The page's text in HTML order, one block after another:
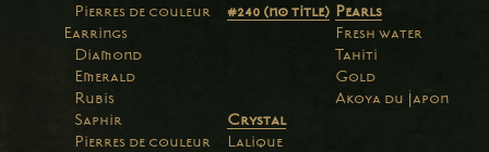
Pierres de couleur
Earrings
Diamond
Emerald
Rubis
Saphir
Pierres de couleur
#240 (no title) Pearls
Fresh water
Tahiti
Gold
Akoya du Japon
Crystal
Lalique